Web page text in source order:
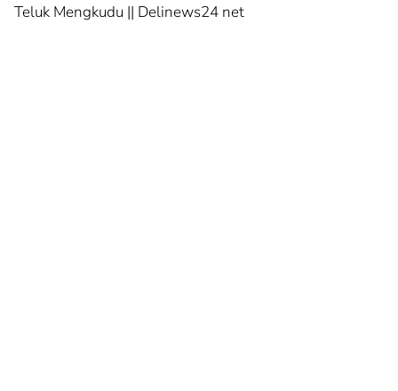
Teluk Mengkudu || Delinews24 net